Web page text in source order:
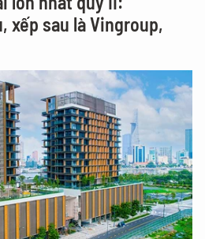
xếp sau là Vingroup,